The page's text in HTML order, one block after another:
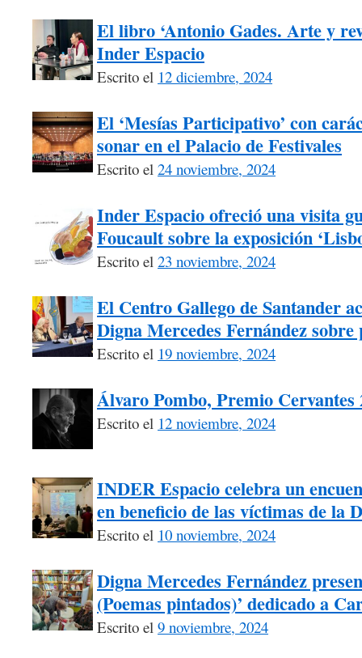
El libro ‘Antonio Gades. Arte y
Inder Espacio
Escrito el 12 diciembre, 2024
El ‘Mesías Participativo’ con
sonar en el Palacio de Festivales
Escrito el 24 noviembre, 2024
Inder Espacio ofreció una visita
Foucault sobre la exposición
Escrito el 23 noviembre, 2024
El Centro Gallego de Santander
Digna Mercedes Fernández
Escrito el 19 noviembre, 2024
Álvaro Pombo, Premio Cervantes
Escrito el 12 noviembre, 2024
INDER Espacio celebra un
en beneficio de las víctimas de la
Escrito el 10 noviembre, 2024
Digna Mercedes Fernández
(Poemas pintados)’ dedicado a
Escrito el 9 noviembre, 2024